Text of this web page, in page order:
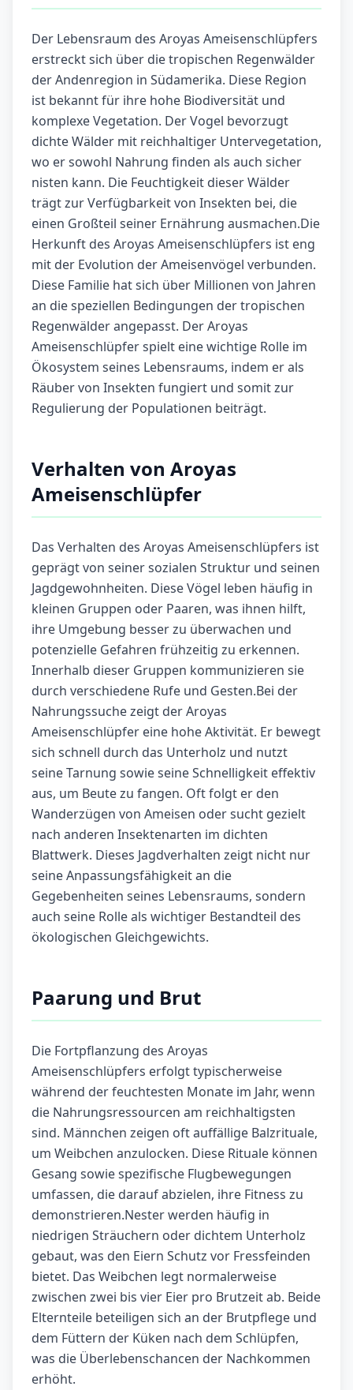
Der Lebensraum des Aroyas Ameisenschlüpfers
erstreckt sich über die tropischen Regenwälder
der Andenregion in Südamerika. Diese Region
ist bekannt für ihre hohe Biodiversität und
komplexe Vegetation. Der Vogel bevorzugt
dichte Wälder mit reichhaltiger Untervegetation,
wo er sowohl Nahrung finden als auch sicher
nisten kann. Die Feuchtigkeit dieser Wälder
trägt zur Verfügbarkeit von Insekten bei, die
einen Großteil seiner Ernährung ausmachen.Die
Herkunft des Aroyas Ameisenschlüpfers ist eng
mit der Evolution der Ameisenvögel verbunden.
Diese Familie hat sich über Millionen von Jahren
an die speziellen Bedingungen der tropischen
Regenwälder angepasst. Der Aroyas
Ameisenschlüpfer spielt eine wichtige Rolle im
Ökosystem seines Lebensraums, indem er als
Räuber von Insekten fungiert und somit zur
Regulierung der Populationen beiträgt.
Verhalten von Aroyas
Ameisenschlüpfer
Das Verhalten des Aroyas Ameisenschlüpfers ist
geprägt von seiner sozialen Struktur und seinen
Jagdgewohnheiten. Diese Vögel leben häufig in
kleinen Gruppen oder Paaren, was ihnen hilft,
ihre Umgebung besser zu überwachen und
potenzielle Gefahren frühzeitig zu erkennen.
Innerhalb dieser Gruppen kommunizieren sie
durch verschiedene Rufe und Gesten.Bei der
Nahrungssuche zeigt der Aroyas
Ameisenschlüpfer eine hohe Aktivität. Er bewegt
sich schnell durch das Unterholz und nutzt
seine Tarnung sowie seine Schnelligkeit effektiv
aus, um Beute zu fangen. Oft folgt er den
Wanderzügen von Ameisen oder sucht gezielt
nach anderen Insektenarten im dichten
Blattwerk. Dieses Jagdverhalten zeigt nicht nur
seine Anpassungsfähigkeit an die
Gegebenheiten seines Lebensraums, sondern
auch seine Rolle als wichtiger Bestandteil des
ökologischen Gleichgewichts.
Paarung und Brut
Die Fortpflanzung des Aroyas
Ameisenschlüpfers erfolgt typischerweise
während der feuchtesten Monate im Jahr, wenn
die Nahrungsressourcen am reichhaltigsten
sind. Männchen zeigen oft auffällige Balzrituale,
um Weibchen anzulocken. Diese Rituale können
Gesang sowie spezifische Flugbewegungen
umfassen, die darauf abzielen, ihre Fitness zu
demonstrieren.Nester werden häufig in
niedrigen Sträuchern oder dichtem Unterholz
gebaut, was den Eiern Schutz vor Fressfeinden
bietet. Das Weibchen legt normalerweise
zwischen zwei bis vier Eier pro Brutzeit ab. Beide
Elternteile beteiligen sich an der Brutpflege und
dem Füttern der Küken nach dem Schlüpfen,
was die Überlebenschancen der Nachkommen
erhöht.